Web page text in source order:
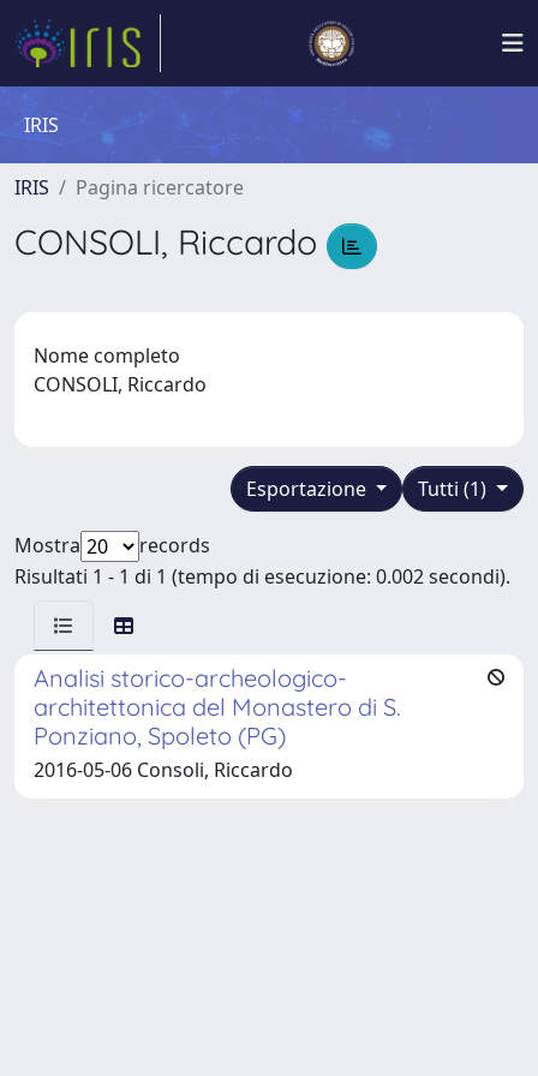
IRIS
IRIS Pagina ricercatore
CONSOLI, Riccardo
Nome completo
CONSOLI, Riccardo
Tutti (1)
Esportazione
Mostra
records
Risultati 1 - 1 di 1 (tempo di esecuzione: 0.002 secondi).
Analisi storico-archeologico-
architettonica del Monastero di S.
Ponziano, Spoleto (PG)
2016-05-06 Consoli, Riccardo